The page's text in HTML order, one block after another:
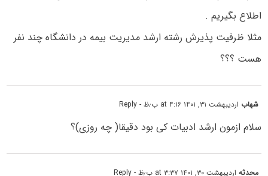
اطلاع بگیریم .
مثلا ظرفیت پذیرش رشته ارشد مدیریت بیمه در دانشگاه چند نفر
هست ؟؟؟
شهاب اردیبهشت ۳۱, ۱۴۰۱ at ۴:۱۶ ب٫ظ - Reply
سلام ازمون ارشد ادبیات کی بود دقیقا( چه روزی)؟
محدثهاردیبهشت ۳۰, ۱۴۰۱ at ۳:۳۷ ب٫ظ - Reply